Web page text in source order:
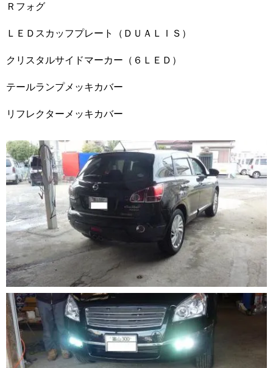
Ｒフォグ
ＬＥＤスカッフプレート（ＤＵＡＬＩＳ）
クリスタルサイドマーカー（６ＬＥＤ）
テールランプメッキカバー
リフレクターメッキカバー